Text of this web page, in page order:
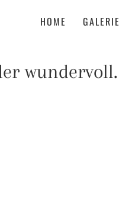
HOME GALERIE
wundervoll.